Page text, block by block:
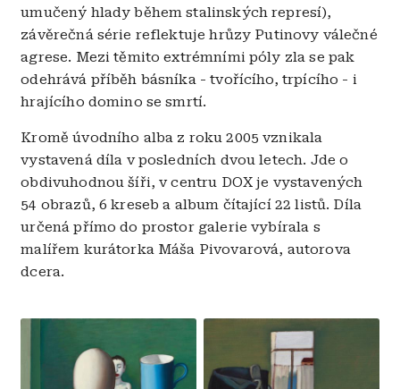
umučený hlady během stalinských represí),
závěrečná série reflektuje hrůzy Putinovy válečné
agrese. Mezi těmito extrémními póly zla se pak
odehrává příběh básníka - tvořícího, trpícího - i
hrajícího domino se smrtí.
Kromě úvodního alba z roku 2005 vznikala
vystavená díla v posledních dvou letech. Jde o
obdivuhodnou šíři, v centru DOX je vystavených
54 obrazů, 6 kreseb a album čítající 22 listů. Díla
určená přímo do prostor galerie vybírala s
malířem kurátorka Máša Pivovarová, autorova
dcera.
Obrázek Obrázek